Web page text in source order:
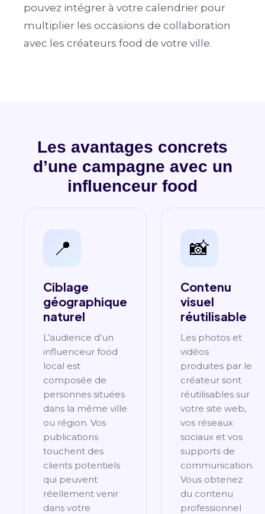
pouvez intégrer à votre calendrier pour
multiplier les occasions de collaboration
avec les créateurs food de votre ville.
Les avantages concrets
d’une campagne avec un
influenceur food
📍
Ciblage
géographique
naturel
L’audience d’un
influenceur food
local est
composée de
personnes situées
dans la même ville
ou région. Vos
publications
touchent des
clients potentiels
qui peuvent
réellement venir
dans votre
📸
Contenu
visuel
réutilisable
Les photos et
vidéos
produites par le
créateur sont
réutilisables sur
votre site web,
vos réseaux
sociaux et vos
supports de
communication.
Vous obtenez
du contenu
professionnel